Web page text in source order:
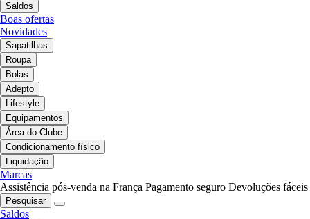
Saldos
Boas ofertas
Novidades
Sapatilhas
Roupa
Bolas
Adepto
Lifestyle
Equipamentos
Área do Clube
Condicionamento físico
Liquidação
Marcas
Assistência pós-venda na França Pagamento seguro Devoluções fáceis
Pesquisar
Saldos